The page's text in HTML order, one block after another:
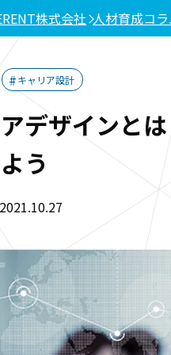
株式会社 人材育成コ
キャリア設計
デザインと
う